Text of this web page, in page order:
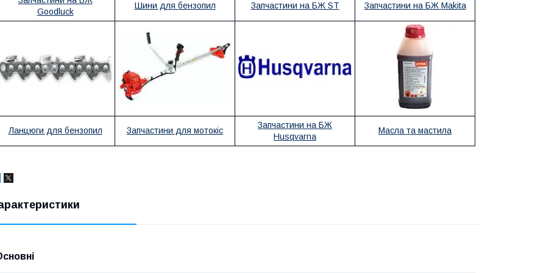
Goodluck
Шини для бензопил Запчастини на БЖ ST Запчастини на БЖ Makita
Ланцюги для бензопил Запчастини для мотокіс
Запчастини на БЖ
Husqvarna
Масла та мастила